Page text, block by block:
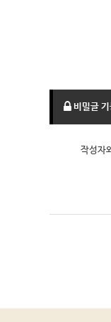
비밀글
작성자